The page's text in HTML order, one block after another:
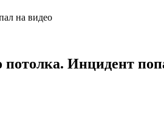
на видео
потолка. Инцидент